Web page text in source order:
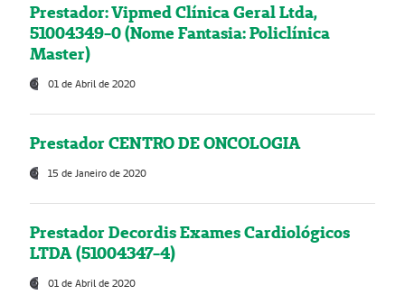
Prestador: Vipmed Clínica Geral Ltda,
51004349-0 (Nome Fantasia: Policlínica
Master)
01 de Abril de 2020
Prestador CENTRO DE ONCOLOGIA
15 de Janeiro de 2020
Prestador Decordis Exames Cardiológicos
LTDA (51004347-4)
01 de Abril de 2020